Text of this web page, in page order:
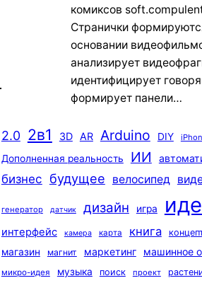
комиксов
Странички
основании
анализирует
идентифицирует
формирует панели…
2.0 2в1 3D AR Arduino DIY
Дополненная реальность ИИ
бизнес будущее велосипед
генератор датчик дизайн игра
интерфейс камера карта книга
магазин магнит маркетинг машинное
микро-идея музыка поиск проект